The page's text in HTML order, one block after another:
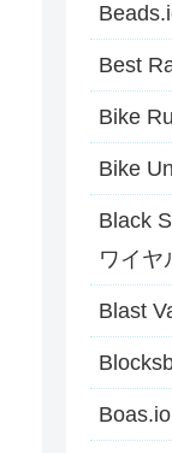
Best
Bike
Bike
Black
ワイヤ
Blast